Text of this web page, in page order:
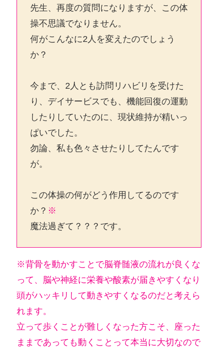
先生、再度の質問になりますが、この体
操不思議でなりません。
何がこんなに2人を変えたのでしょう
か？
今まで、2人とも訪問リハビリを受けた
り、デイサービスでも、機能回復の運動
したりしていたのに、現状維持が精いっ
ぱいでした。
勿論、私も色々させたりしてたんです
が。
この体操の何がどう作用してるのです
か？ ※
魔法過ぎて？？？です。
※背骨を動かすことで脳脊髄液の流れが良くな
って、脳や神経に栄養や酸素が届きやすくなり
頭がハッキリして動きやすくなるのだと考えら
れます。
立って歩くことが難しくなった方こそ、座った
ままであっても動くことって本当に大切なので